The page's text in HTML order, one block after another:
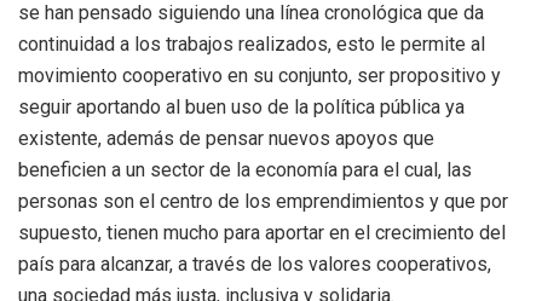
se han pensado siguiendo una línea cronológica que da
continuidad a los trabajos realizados, esto le permite al
movimiento cooperativo en su conjunto, ser propositivo y
seguir aportando al buen uso de la política pública ya
existente, además de pensar nuevos apoyos que
beneficien a un sector de la economía para el cual, las
personas son el centro de los emprendimientos y que por
supuesto, tienen mucho para aportar en el crecimiento del
país para alcanzar, a través de los valores cooperativos,
una sociedad más justa, inclusiva y solidaria.